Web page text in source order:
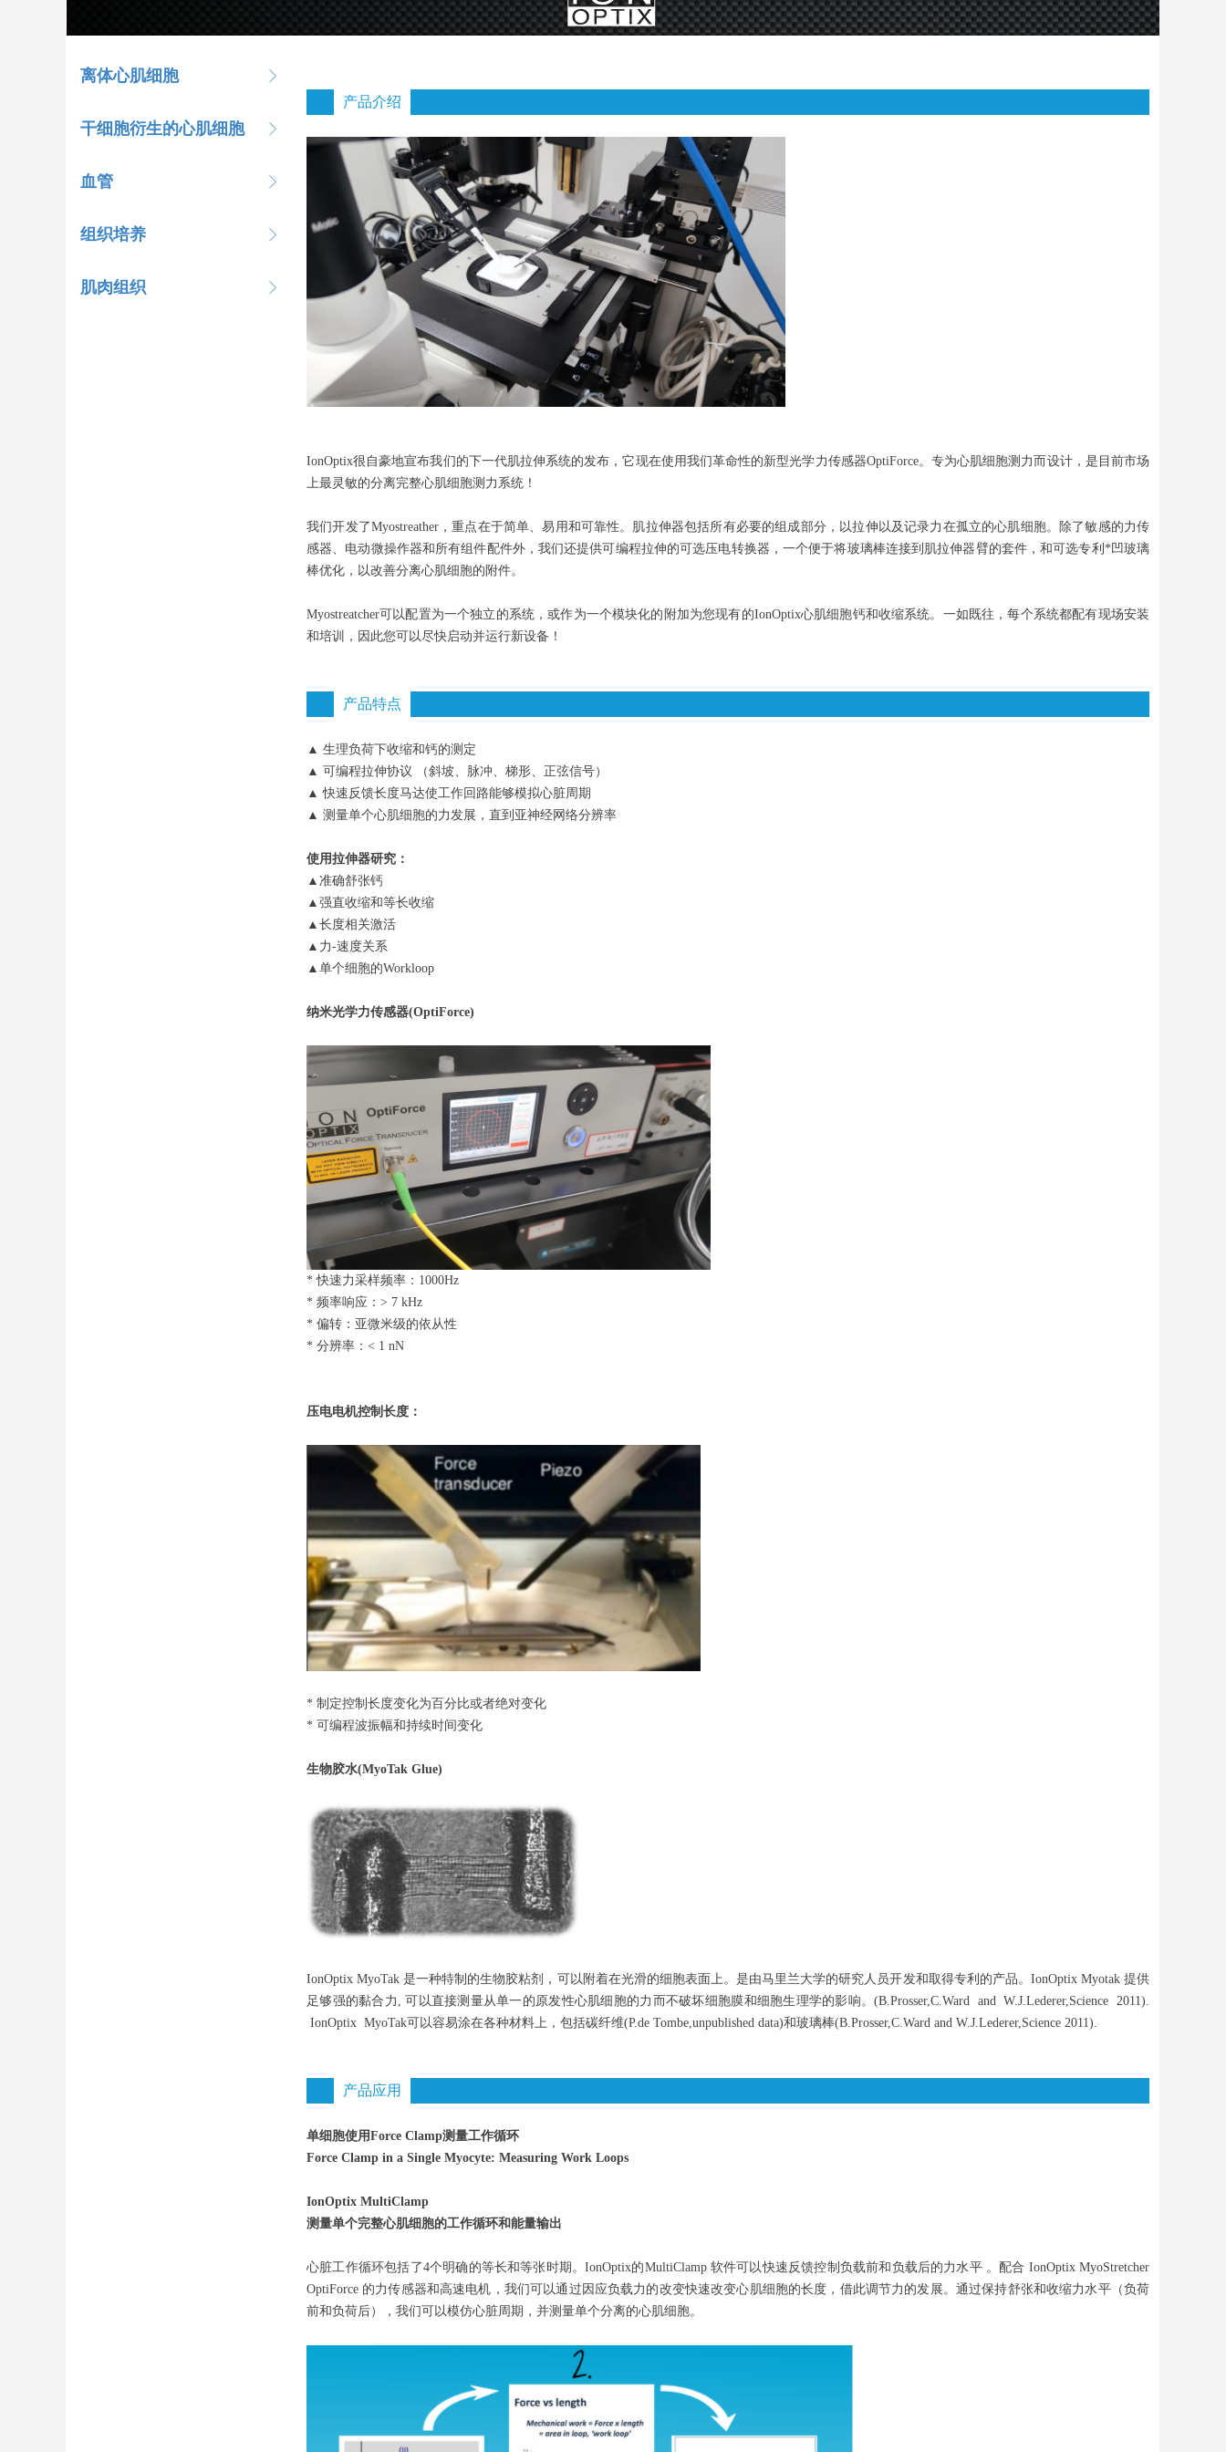
产品介绍
IonOptix很自豪地宣布我们的下一代肌拉伸系统的发布，它现在使用我们革命性的新型光学力传感器OptiForce。专为心肌细胞测力而设计，是目前市场
上最灵敏的分离完整心肌细胞测力系统！
我们开发了Myostreather，重点在于简单、易用和可靠性。肌拉伸器包括所有必要的组成部分，以拉伸以及记录力在孤立的心肌细胞。除了敏感的力传
感器、电动微操作器和所有组件配件外，我们还提供可编程拉伸的可选压电转换器，一个便于将玻璃棒连接到肌拉伸器臂的套件，和可选专利*凹玻璃
棒优化，以改善分离心肌细胞的附件。
Myostreatcher可以配置为一个独立的系统，或作为一个模块化的附加为您现有的IonOptix心肌细胞钙和收缩系统。一如既往，每个系统都配有现场安装
和培训，因此您可以尽快启动并运行新设备！
产品特点
▲ 生理负荷下收缩和钙的测定
▲ 可编程拉伸协议 （斜坡、脉冲、梯形、正弦信号）
▲ 快速反馈长度马达使工作回路能够模拟心脏周期
▲ 测量单个心肌细胞的力发展，直到亚神经网络分辨率
使用拉伸器研究：
▲准确舒张钙
▲强直收缩和等长收缩
▲长度相关激活
▲力-速度关系
▲单个细胞的Workloop
纳米光学力传感器(OptiForce)
* 快速力采样频率：1000Hz
* 频率响应：> 7 kHz
* 偏转：亚微米级的依从性
* 分辨率：< 1 nN
压电电机控制长度：
* 制定控制长度变化为百分比或者绝对变化
* 可编程波振幅和持续时间变化
生物胶水(MyoTak Glue)
IonOptix MyoTak 是一种特制的生物胶粘剂，可以附着在光滑的细胞表面上。是由马里兰大学的研究人员开发和取得专利的产品。IonOptix Myotak 提供
足够强的黏合力, 可以直接测量从单一的原发性心肌细胞的力而不破坏细胞膜和细胞生理学的影响。(B.Prosser,C.Ward and W.J.Lederer,Science 2011).
IonOptix MyoTak可以容易涂在各种材料上，包括碳纤维(P.de Tombe,unpublished data)和玻璃棒(B.Prosser,C.Ward and W.J.Lederer,Science 2011).
产品应用
单细胞使用Force Clamp测量工作循环
Force Clamp in a Single Myocyte: Measuring Work Loops
IonOptix MultiClamp
测量单个完整心肌细胞的工作循环和能量输出
心脏工作循环包括了4个明确的等长和等张时期。IonOptix的MultiClamp 软件可以快速反馈控制负载前和负载后的力水平 。配合 IonOptix MyoStretcher
OptiForce 的力传感器和高速电机，我们可以通过因应负载力的改变快速改变心肌细胞的长度，借此调节力的发展。通过保持舒张和收缩力水平（负荷
前和负荷后），我们可以模仿心脏周期，并测量单个分离的心肌细胞。
离体心肌细胞 ꁕ
干细胞衍生的心肌细胞 ꁕ
血管 ꁕ
组织培养 ꁕ
肌肉组织 ꁕ